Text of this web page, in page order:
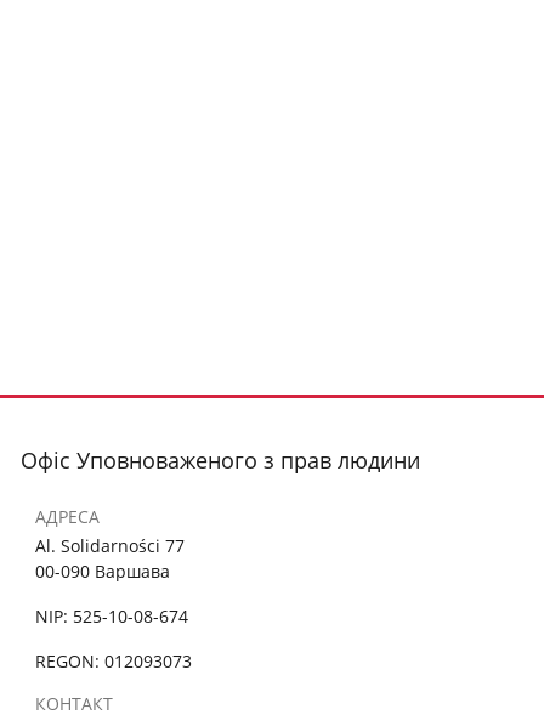
Офіс Уповноваженого з прав людини
АДРЕСА
Al. Solidarności 77
00-090 Варшава
NIP: 525-10-08-674
REGON: 012093073
КОНТАКТ